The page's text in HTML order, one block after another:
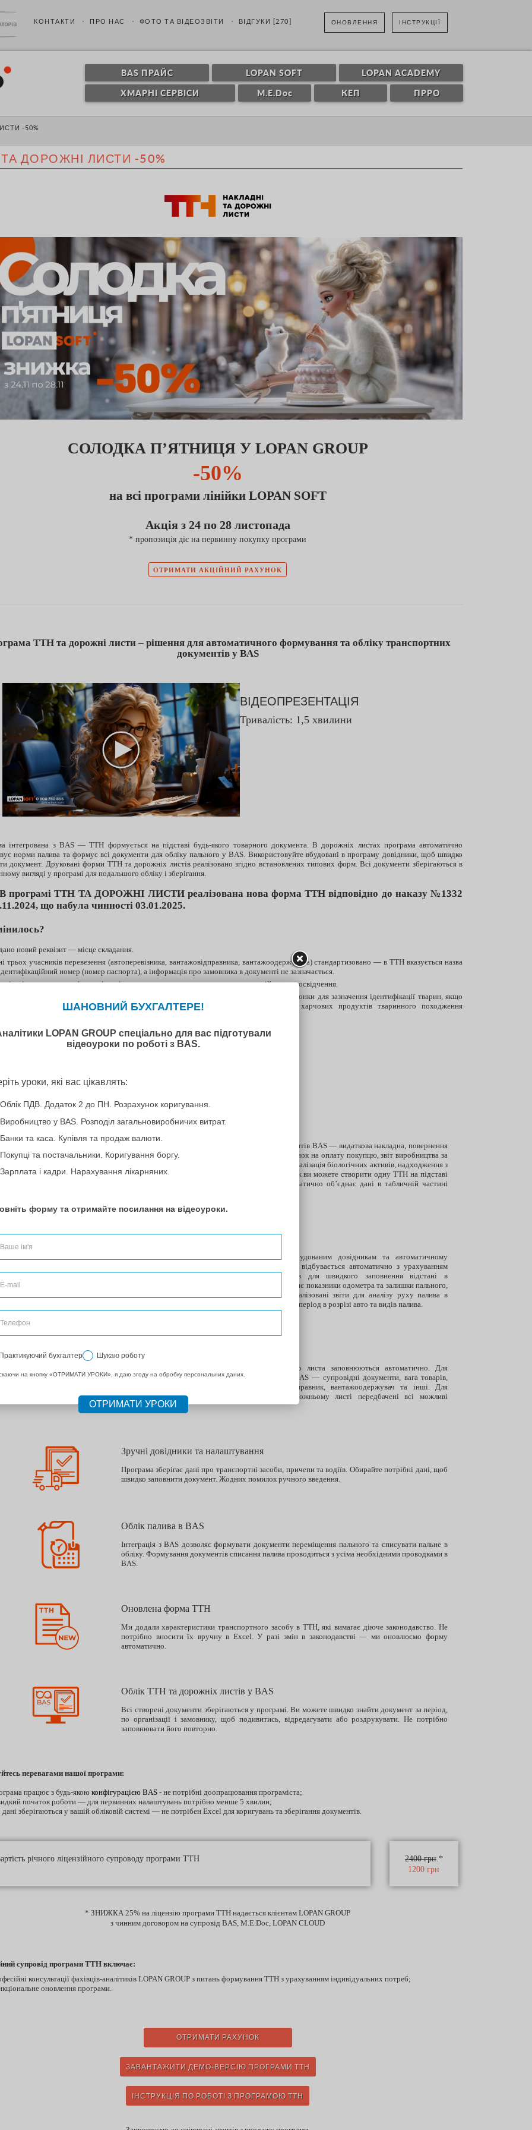
КОНТАКТИ ПРО НАС ФОТО ТА ВІДЕОЗВІТИ ВІДГУКИ [270] ОНОВЛЕННЯ ІНСТРУКЦІЇ
BAS ПРАЙС LOPAN SOFT
LOPAN ACADEMY
ХМАРНІ СЕРВІСИ
M.E.Doc КЕП ПРРО
-50%
ДОРОЖНІ ЛИСТИ -50%
СОЛОДКА П’ЯТНИЦЯ У LOPAN GROUP
-50%
на всі програми лінійки LOPAN SOFT
Акція з 24 по 28 листопада
* пропозиція діє на первинну покупку програми
ОТРИМАТИ АКЦІЙНИЙ РАХУНОК
ТТН та дорожні листи – рішення для автоматичного формування та обліку транспортних
документів у BAS
ВІДЕОПРЕЗЕНТАЦІЯ
Тривалість: 1,5 хвилини
інтегрована з BAS — ТТН формується на підставі будь-якого товарного документа. В дорожніх листах програма автоматично
норми палива та формує всі документи для обліку пального у BAS. Використовуйте вбудовані в програму довідники, щоб швидко
документ. Друковані форми ТТН та дорожніх листів реалізовано згідно встановлених типових форм. Всі документи зберігаються в
вигляді у програмі для подальшого обліку і зберігання.
програмі ТТН ТА ДОРОЖНІ ЛИСТИ реалізована нова форма ТТН відповідно до наказу №1332
що набула чинності 03.01.2025.
новий реквізит — місце складання.
трьох учасників перевезення (автоперевізника, вантажовідправника, вантажоодержувача) стандартизовано — в ТТН вказується назва
номер (номер паспорта), а інформація про замовника в документі не зазначається.
даних про водія - окрім прізвища та коду, додано поле для номера водійського посвідчення.
сільськогосподарських підприємств: в таблиці “Відомості про вантаж”розширено колонки для зазначення ідентифікації тварин, якщо
йде про м’ясну продукцію від забою копитних тварин та умови зберігання харчових продуктів тваринного походження
ТТН
ТТН створюється на підставі усіх товарних документів BAS — видаткова накладна, повернення
та переміщення товарів, прибуткова накладна, рахунок на оплату покупцю, звіт виробництва за
зміну, передача та переміщення основних засобів, реалізація біологічних активів, надходження з
переробки та передача сировини в переробку. Також ви можете створити одну ТТН на підставі
декількох товарних документів — програма автоматично об’єднає дані в табличній частині
Зручне заповнення дорожніх листів завдяки вбудованим довідникам та автоматичному
розрахунку показників. Розрахунок норми палива відбувається автоматично з урахуванням
необхідних коефіцієнтів. Збереження маршрутів для швидкого заповнення відстані в
дорожньому листі. Програма автоматично проставляє показники одометра та залишки пального,
враховуючи дані попередніх дорожніх листів. Реалізовані звіти для аналізу руху палива в
обліку, загальних витрат пального та кілометражу за період в розрізі авто та видів палива.
Реквізити друкованої форми ТТН та дорожнього листа заповнюються автоматично. Для
заповнення ТТН використовуються облікові дані BAS — супровідні документи, вага товарів,
автомобільний перевізник, замовник, вантажовідправник, вантажоодержувач та інші. Для
автоматичного розрахунку норми палива в дорожньому листі передбачені всі можливі
коефіцієнти.
Зручні довідники та налаштування
Програма зберігає дані про транспортні засоби, причепи та водіїв. Обирайте потрібні дані, щоб
швидко заповнити документ. Жодних помилок ручного введення.
Облік палива в BAS
Інтеграція з BAS дозволяє формувати документи переміщення пального та списувати пальне в
обліку. Формування документів списання палива проводиться з усіма необхідними проводками в
BAS.
Оновлена форма ТТН
Ми додали характеристики транспортного засобу в ТТН, які вимагає діюче законодавство. Не
потрібно вносити їх вручну в Excel. У разі змін в законодавстві — ми оновлюємо форму
автоматично.
Облік ТТН та дорожніх листів у BAS
Всі створені документи зберігаються у програмі. Ви можете швидко знайти документ за період,
по організації і замовнику, щоб подивитись, відредагувати або роздрукувати. Не потрібно
заповнювати його повторно.
перевагами нашої програми:
працює з будь-якою конфігурацією BAS - не потрібні доопрацювання програміста;
початок роботи — для первинних налаштувань потрібно менше 5 хвилин;
дані зберігаються у вашій обліковій системі — не потрібен Excel для коригувань та зберігання документів.
річного ліцензійного супроводу програми ТТН 2400 грн.*
1200 грн
* ЗНИЖКА 25% на ліцензію програми ТТН надається клієнтам LOPAN GROUP
з чинним договором на супровід BAS, M.E.Doc, LOPAN CLOUD
супровід програми ТТН включає:
консультації фахівців-аналітиків LOPAN GROUP з питань формування ТТН з урахуванням індивідуальних потреб;
оновлення програми.
ОТРИМАТИ РАХУНОК
ЗАВАНТАЖИТИ ДЕМО-ВЕРСІЮ ПРОГРАМИ ТТН
ІНСТРУКЦІЯ ПО РОБОТІ З ПРОГРАМОЮ ТТН